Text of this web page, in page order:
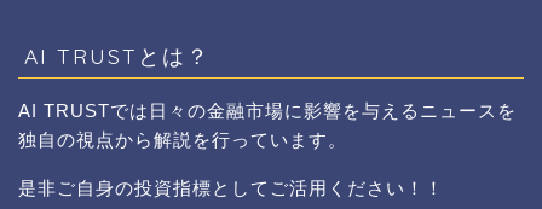
AI TRUSTとは？
AI TRUSTでは日々の金融市場に影響を与えるニュースを
独自の視点から解説を行っています。
是非ご自身の投資指標としてご活用ください！！